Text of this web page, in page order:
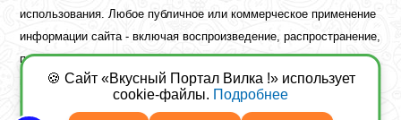
использования. Любое публичное или коммерческое применение
информации сайта - включая воспроизведение, распространение,
публикацию или обработку - возможно лишь при наличии
предварительного письменного разрешения правообладателя.
Copyright ©2026 Вкусный Портал Вилка
🍪 Сайт «Вкусный Портал Вилка !» использует
cookie-файлы. Подробнее